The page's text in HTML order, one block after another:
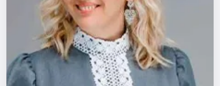
События
Города
Площадки